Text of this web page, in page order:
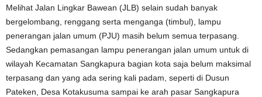
Melihat Jalan Lingkar Bawean (JLB) selain sudah banyak
bergelombang, renggang serta menganga (timbul), lampu
penerangan jalan umum (PJU) masih belum semua terpasang.
Sedangkan pemasangan lampu penerangan jalan umum untuk di
wilayah Kecamatan Sangkapura bagian kota saja belum maksimal
terpasang dan yang ada sering kali padam, seperti di Dusun
Pateken, Desa Kotakusuma sampai ke arah pasar Sangkapura